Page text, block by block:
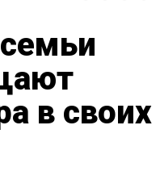
в своих